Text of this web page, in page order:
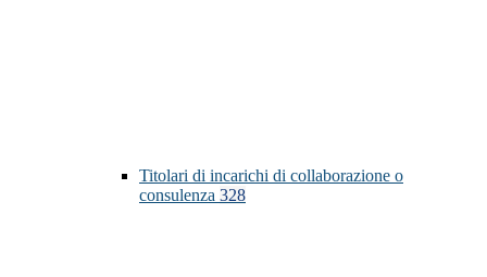
Titolari di incarichi di collaborazione o
consulenza 328